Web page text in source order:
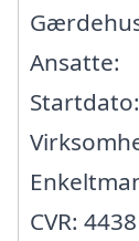
Ansatte:
CVR: